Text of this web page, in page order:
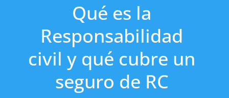
Qué es la
Responsabilidad
civil y qué cubre un
seguro de RC